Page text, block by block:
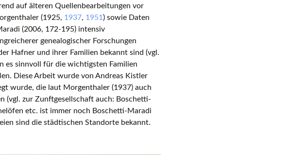
Institutionen in der
Projektpartner)
Töpferei- und
Museen mit grossen
auf älteren Quellenbearbeitungen vor
(1925, 1937, 1951 ) sowie Daten
(2006, 172-195) intensiv
genealogischer Forschungen
Hafner und ihrer Familien bekannt sind (vgl.
es sinnvoll für die wichtigsten Familien
Diese Arbeit wurde von Andreas Kistler
wurde, die laut Morgenthaler (1937) auch
(vgl. zur Zunftgesellschaft auch: Boschetti-
etc. ist immer noch Boschetti-Maradi
sind die städtischen Standorte bekannt.